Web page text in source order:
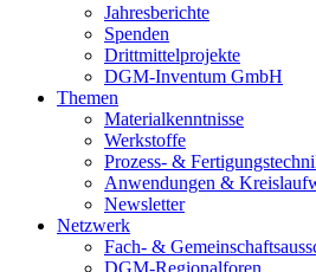
Jahresberichte
Spenden
Drittmittelprojekte
DGM-Inventum GmbH
Themen
Materialkenntnisse
Werkstoffe
Prozess- &
Anwendungen &
Newsletter
Netzwerk
Fach- &
DGM-Regionalforen